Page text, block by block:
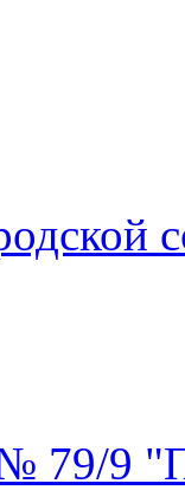
79/9